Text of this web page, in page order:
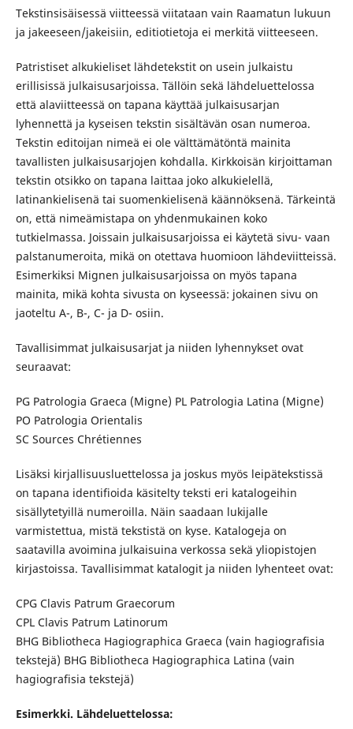
Tekstinsisäisessä viitteessä viitataan vain Raamatun lukuun
ja jakeeseen/jakeisiin, editiotietoja ei merkitä viitteeseen.
Patristiset alkukieliset lähdetekstit on usein julkaistu
erillisissä julkaisusarjoissa. Tällöin sekä lähdeluettelossa
että alaviitteessä on tapana käyttää julkaisusarjan
lyhennettä ja kyseisen tekstin sisältävän osan numeroa.
Tekstin editoijan nimeä ei ole välttämätöntä mainita
tavallisten julkaisusarjojen kohdalla. Kirkkoisän kirjoittaman
tekstin otsikko on tapana laittaa joko alkukielellä,
latinankielisenä tai suomenkielisenä käännöksenä. Tärkeintä
on, että nimeämistapa on yhdenmukainen koko
tutkielmassa. Joissain julkaisusarjoissa ei käytetä sivu- vaan
palstanumeroita, mikä on otettava huomioon lähdeviitteissä.
Esimerkiksi Mignen julkaisusarjoissa on myös tapana
mainita, mikä kohta sivusta on kyseessä: jokainen sivu on
jaoteltu A-, B-, C- ja D- osiin.
Tavallisimmat julkaisusarjat ja niiden lyhennykset ovat
seuraavat:
PG Patrologia Graeca (Migne) PL Patrologia Latina (Migne)
PO Patrologia Orientalis
SC Sources Chrétiennes
Lisäksi kirjallisuusluettelossa ja joskus myös leipätekstissä
on tapana identifioida käsitelty teksti eri katalogeihin
sisällytetyillä numeroilla. Näin saadaan lukijalle
varmistettua, mistä tekstistä on kyse. Katalogeja on
saatavilla avoimina julkaisuina verkossa sekä yliopistojen
kirjastoissa. Tavallisimmat katalogit ja niiden lyhenteet ovat:
CPG Clavis Patrum Graecorum
CPL Clavis Patrum Latinorum
BHG Bibliotheca Hagiographica Graeca (vain hagiografisia
tekstejä) BHG Bibliotheca Hagiographica Latina (vain
hagiografisia tekstejä)
Esimerkki. Lähdeluettelossa: